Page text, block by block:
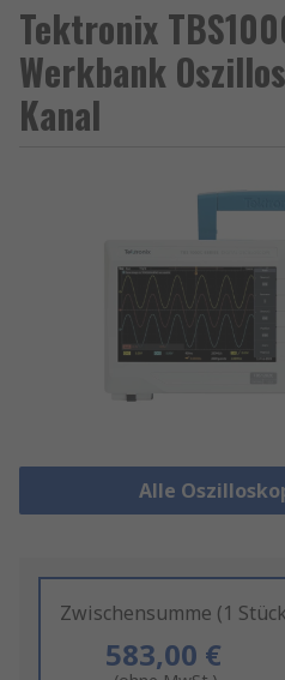
Tektronix
Werkbank
Kanal
Alle
Zwischensumme (1
583,00 €